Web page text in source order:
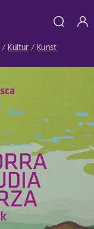
Kultur Kunst